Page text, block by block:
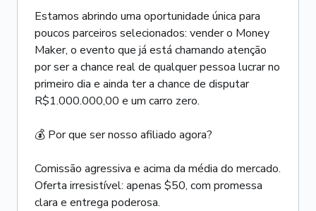
Estamos abrindo uma oportunidade única para
poucos parceiros selecionados: vender o Money
Maker, o evento que já está chamando atenção
por ser a chance real de qualquer pessoa lucrar no
primeiro dia e ainda ter a chance de disputar
R$1.000.000,00 e um carro zero.
💰 Por que ser nosso afiliado agora?
Comissão agressiva e acima da média do mercado.
Oferta irresistível: apenas $50, com promessa
clara e entrega poderosa.